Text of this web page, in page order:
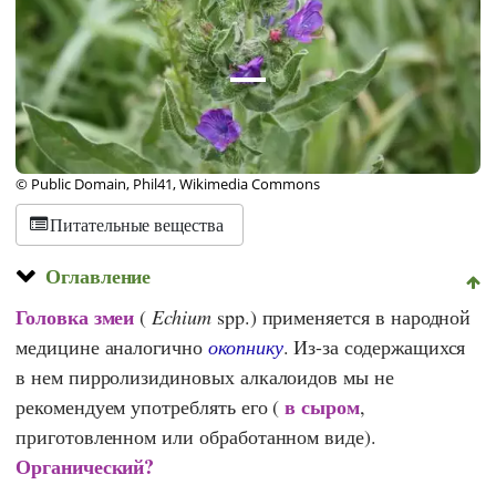
© Public Domain, Phil41, Wikimedia Commons
Питательные вещества
Оглавление
Головка змеи ( Echiumspp.) применяется в народной
медицине аналогично окопнику. Из-за содержащихся
в нем пирролизидиновых алкалоидов мы не
рекомендуем употреблять его (в сыром,
приготовленном или обработанном виде).
Органический?